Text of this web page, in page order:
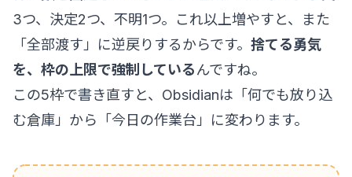
3つ、決定2つ、不明1つ。これ以上増やすと、また
「全部渡す」に逆戻りするからです。 捨てる勇気
を、枠の上限で強制しているんですね。
この5枠で書き直すと、Obsidianは「何でも放り込
む倉庫」から「今日の作業台」に変わります。